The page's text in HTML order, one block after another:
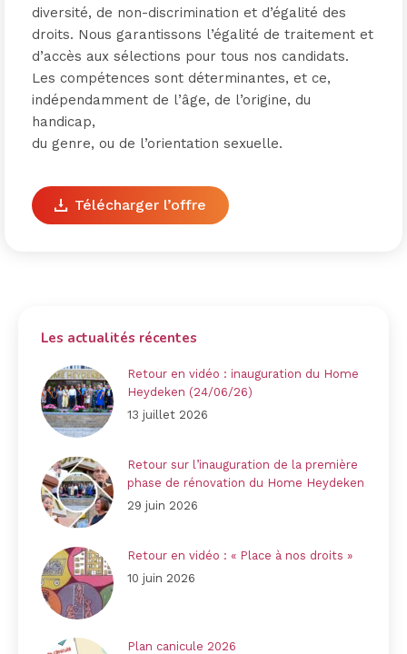
diversité, de non-discrimination et d’égalité des
droits. Nous garantissons l’égalité de traitement et
d’accès aux sélections pour tous nos candidats.
Les compétences sont déterminantes, et ce,
indépendamment de l’âge, de l’origine, du
handicap,
du genre, ou de l’orientation sexuelle.
Télécharger l’offre
Les actualités récentes
Retour en vidéo : inauguration du Home
Heydeken (24/06/26)
13 juillet 2026
Retour sur l’inauguration de la première
phase de rénovation du Home Heydeken
29 juin 2026
Retour en vidéo : « Place à nos droits »
10 juin 2026
Plan canicule 2026